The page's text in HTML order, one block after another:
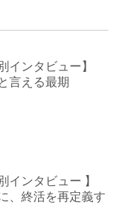
インタビュー】
言える最期
インタビュー 】
、終活を再定義す